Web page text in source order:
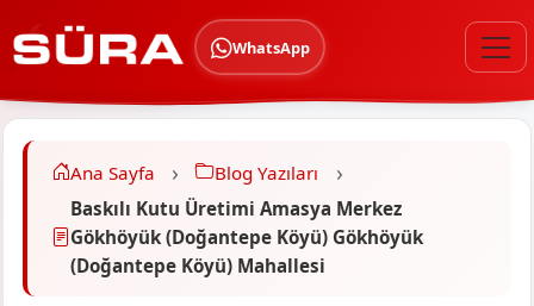
WhatsApp
Ana Sayfa
Blog Yazıları
Baskılı Kutu Üretimi Amasya Merkez
Gökhöyük (Doğantepe Köyü) Gökhöyük
(Doğantepe Köyü) Mahallesi